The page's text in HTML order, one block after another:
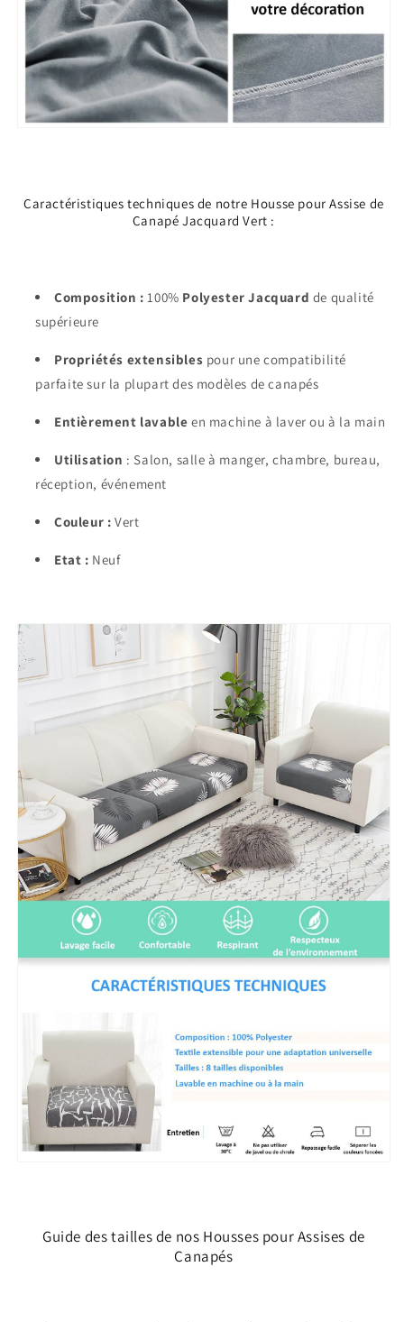
Caractéristiques techniques de notre Housse pour Assise de
Canapé Jacquard Vert :
Composition : 100% Polyester Jacquard de qualité
supérieure
Propriétés extensibles pour une compatibilité
parfaite sur la plupart des modèles de canapés
Entièrement lavable en machine à laver ou à la main
Utilisation : Salon, salle à manger, chambre, bureau,
réception, événement
Couleur : Vert
Etat : Neuf
Guide des tailles de nos Housses pour Assises de
Canapés